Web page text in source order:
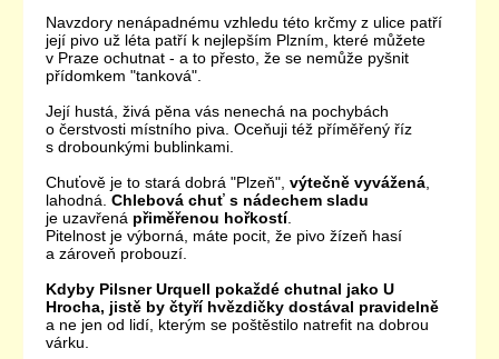
Navzdory nenápadnému vzhledu této krčmy z ulice patří
její pivo už léta patří k nejlepším Plzním, které můžete
v Praze ochutnat - a to přesto, že se nemůže pyšnit
přídomkem "tanková".
Její hustá, živá pěna vás nenechá na pochybách
o čerstvosti místního piva. Oceňuji též příměřený říz
s drobounkými bublinkami.
Chuťově je to stará dobrá "Plzeň", výtečně vyvážená
lahodná. Chlebová chuť s nádechem sladu
je uzavřená přiměřenou hořkostí.
Pitelnost je výborná, máte pocit, že pivo žízeň hasí
a zároveň probouzí.
Kdyby Pilsner Urquell pokaždé chutnal jako U
Hrocha, jistě by čtyří hvězdičky dostával pravidelně
a ne jen od lidí, kterým se poštěstilo natrefit na dobrou
várku.